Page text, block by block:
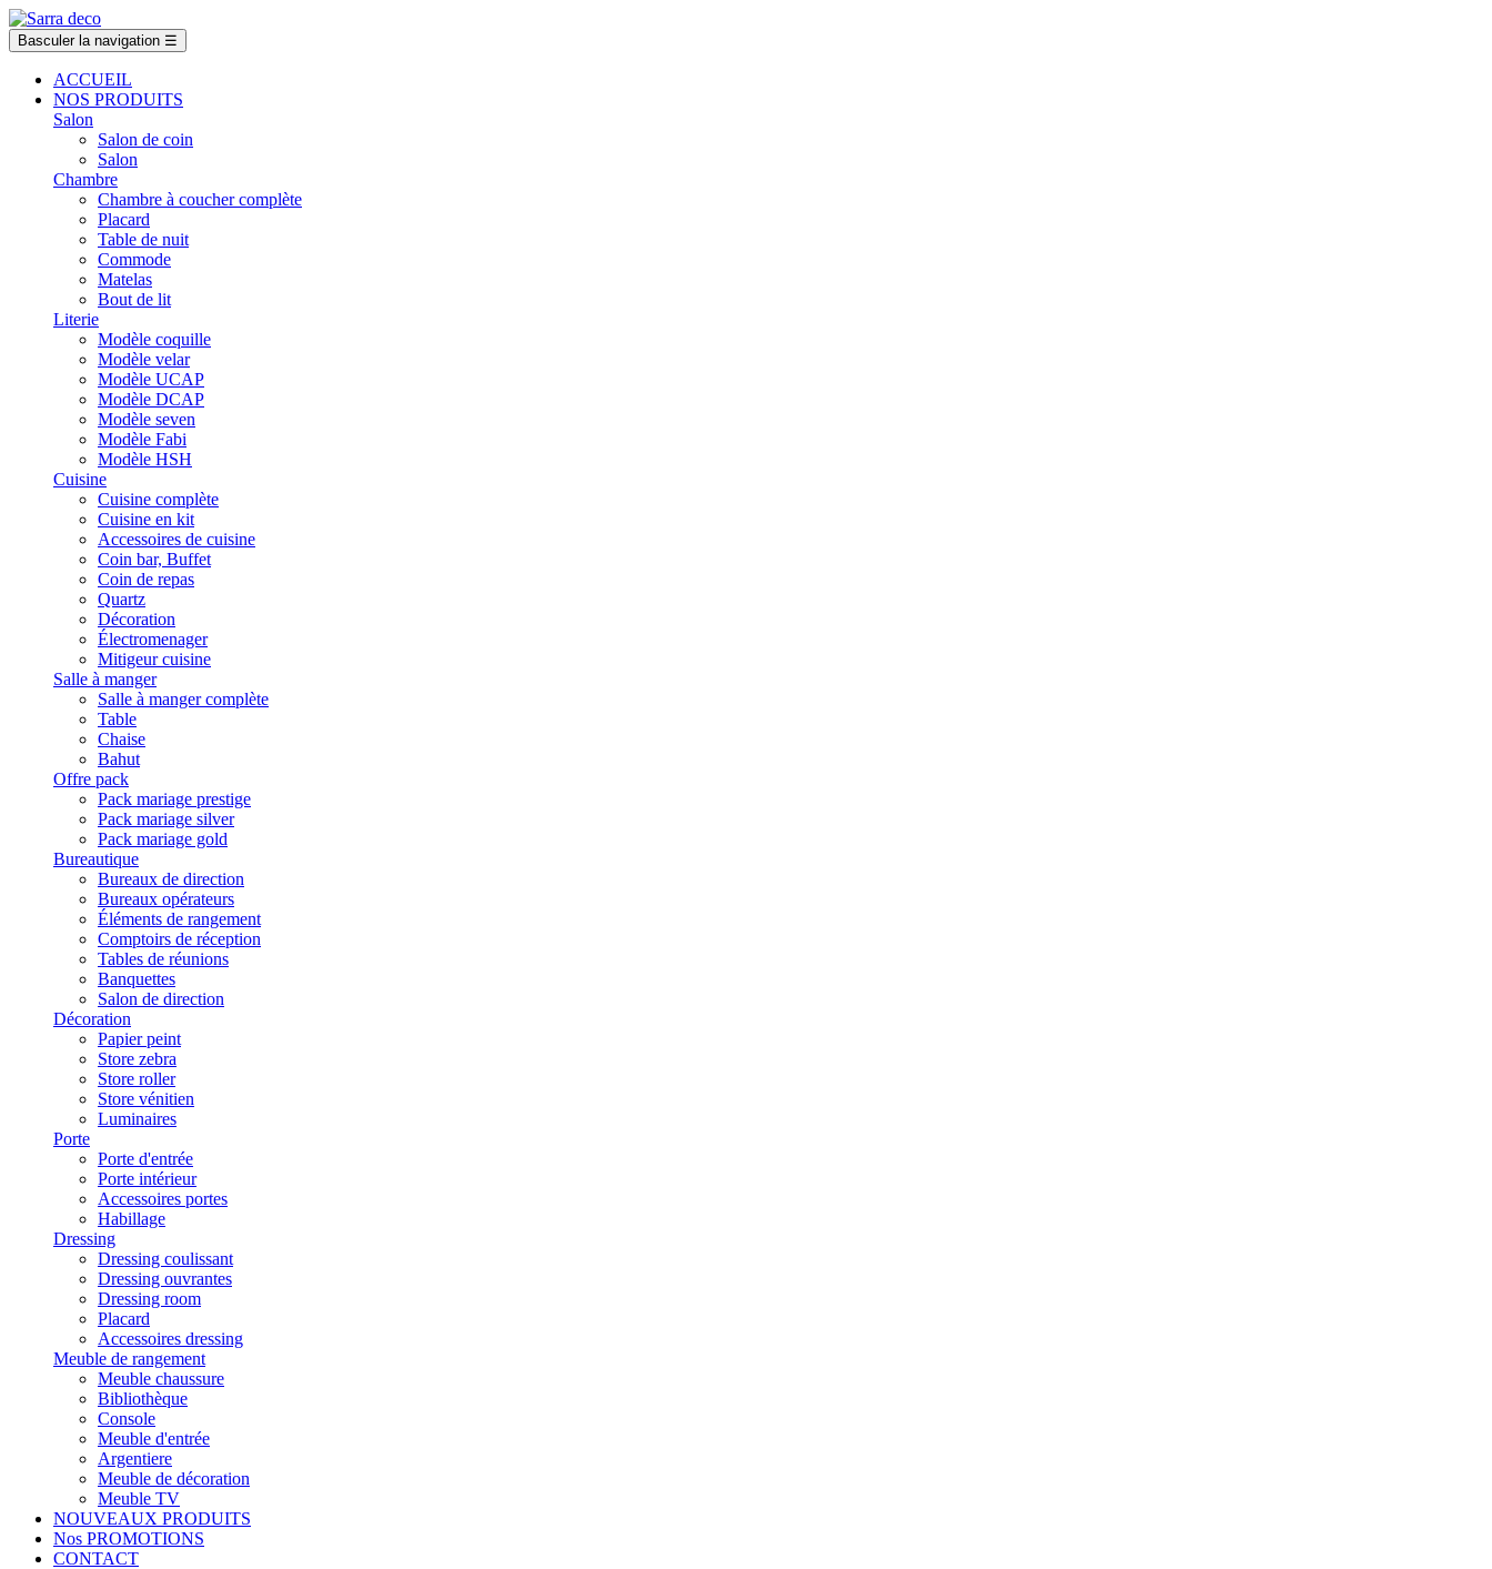
Basculer la navigation ☰
ACCUEIL
NOS PRODUITS
Salon
Salon de coin
Salon
Chambre
Chambre à coucher complète
Placard
Table de nuit
Commode
Matelas
Bout de lit
Literie
Modèle coquille
Modèle velar
Modèle UCAP
Modèle DCAP
Modèle seven
Modèle Fabi
Modèle HSH
Cuisine
Cuisine complète
Cuisine en kit
Accessoires de cuisine
Coin bar, Buffet
Coin de repas
Quartz
Décoration
Électromenager
Mitigeur cuisine
Salle à manger
Salle à manger complète
Table
Chaise
Bahut
Offre pack
Pack mariage prestige
Pack mariage silver
Pack mariage gold
Bureautique
Bureaux de direction
Bureaux opérateurs
Éléments de rangement
Comptoirs de réception
Tables de réunions
Banquettes
Salon de direction
Décoration
Papier peint
Store zebra
Store roller
Store vénitien
Luminaires
Porte
Porte d'entrée
Porte intérieur
Accessoires portes
Habillage
Dressing
Dressing coulissant
Dressing ouvrantes
Dressing room
Placard
Accessoires dressing
Meuble de rangement
Meuble chaussure
Bibliothèque
Console
Meuble d'entrée
Argentiere
Meuble de décoration
Meuble TV
NOUVEAUX PRODUITS
Nos PROMOTIONS
CONTACT